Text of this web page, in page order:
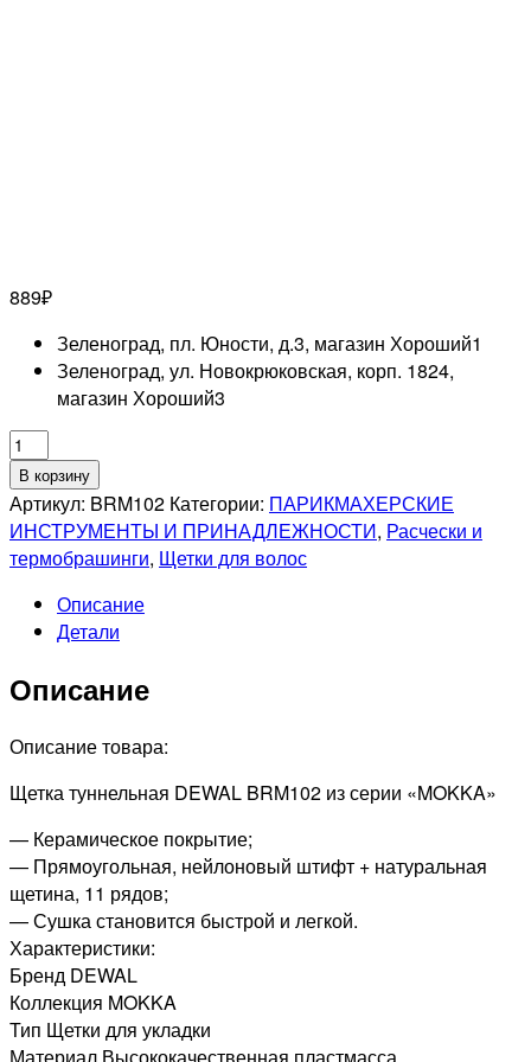
889₽
Зеленоград, пл. Юности, д.3, магазин Хороший1
Зеленоград, ул. Новокрюковская, корп. 1824,
магазин Хороший3
Количество
товара
DEWAL
PRO
MOKKA
туннельная,
керамическое
нейлоновый
+
щетина,
рядов
В корзину
Артикул: BRM102 Категории: ПАРИКМАХЕРСКИЕ
ИНСТРУМЕНТЫ И ПРИНАДЛЕЖНОСТИ, Расчески и
термобрашинги, Щетки для волос
Описание
Детали
Описание
Описание товара:
Щетка туннельная DEWAL BRM102 из серии «MOKKA»
— Керамическое покрытие;
— Прямоугольная, нейлоновый штифт + натуральная
щетина, 11 рядов;
— Сушка становится быстрой и легкой.
Характеристики:
Бренд DEWAL
Коллекция MOKKA
Тип Щетки для укладки
Материал Высококачественная пластмасса